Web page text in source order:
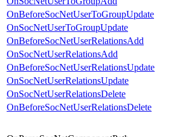
OnBeforeSocNetUserToGroupUpdate
OnSocNetUserToGroupUpdate
OnBeforeSocNetUserRelationsAdd
OnSocNetUserRelationsAdd
OnBeforeSocNetUserRelationsUpdate
OnSocNetUserRelationsUpdate
OnSocNetUserRelationsDelete
OnBeforeSocNetUserRelationsDelete